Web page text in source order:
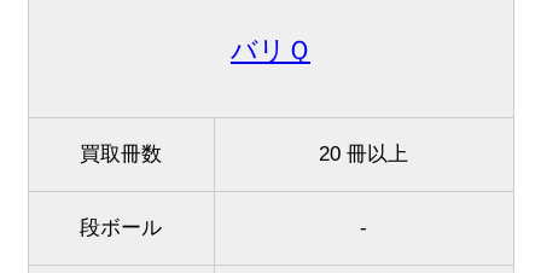
バリＱ
買取冊数 20 冊以上
段ボール -